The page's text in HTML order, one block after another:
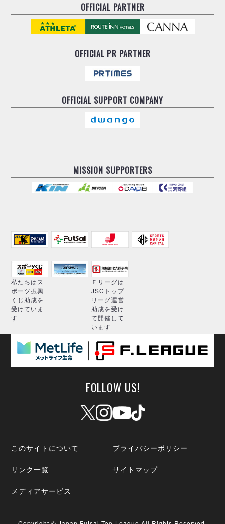
OFFICIAL PARTNER
OFFICIALPR PARTNER
OFFICIAL SUPPORT COMPANY
MISSION SUPPORTERS
私たちはス
ポーツ振興
くじ助成を
受けていま
す
Ｆリーグは
JSCトップ
リーグ運営
助成を受け
て開催して
います
FOLLOW US!
このサイトについて プライバシーポリシー
リンク一覧 サイトマップ
メディアサービス